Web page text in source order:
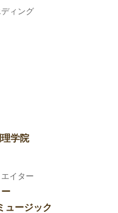
ィング
学院
イター
ュージック